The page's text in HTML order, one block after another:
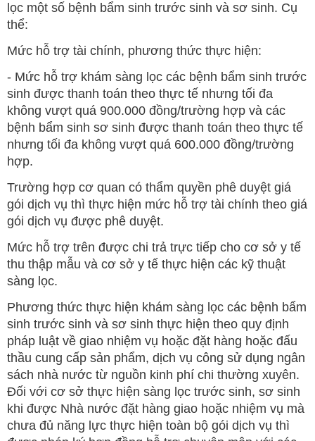
lọc một số bệnh bẩm sinh trước sinh và sơ sinh. Cụ
thể:
Mức hỗ trợ tài chính, phương thức thực hiện:
- Mức hỗ trợ khám sàng lọc các bệnh bẩm sinh trước
sinh được thanh toán theo thực tế nhưng tối đa
không vượt quá 900.000 đồng/trường hợp và các
bệnh bẩm sinh sơ sinh được thanh toán theo thực tế
nhưng tối đa không vượt quá 600.000 đồng/trường
hợp.
Trường hợp cơ quan có thẩm quyền phê duyệt giá
gói dịch vụ thì thực hiện mức hỗ trợ tài chính theo giá
gói dịch vụ được phê duyệt.
Mức hỗ trợ trên được chi trả trực tiếp cho cơ sở y tế
thu thập mẫu và cơ sở y tế thực hiện các kỹ thuật
sàng lọc.
Phương thức thực hiện khám sàng lọc các bệnh bẩm
sinh trước sinh và sơ sinh thực hiện theo quy định
pháp luật về giao nhiệm vụ hoặc đặt hàng hoặc đấu
thầu cung cấp sản phẩm, dịch vụ công sử dụng ngân
sách nhà nước từ nguồn kinh phí chi thường xuyên.
Đối với cơ sở thực hiện sàng lọc trước sinh, sơ sinh
khi được Nhà nước đặt hàng giao hoặc nhiệm vụ mà
chưa đủ năng lực thực hiện toàn bộ gói dịch vụ thì